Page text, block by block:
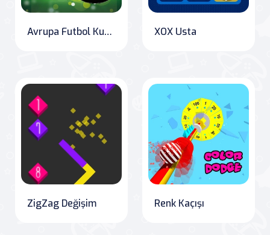
Avrupa Futbol Kupası 2021 XOX Usta
ZigZag Değişim Renk Kaçışı